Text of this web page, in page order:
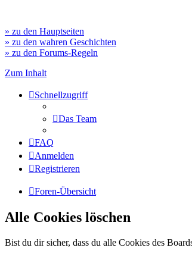
» zu den Hauptseiten
» zu den wahren Geschichten
» zu den Forums-Regeln
Zum Inhalt
Schnellzugriff
Das Team
FAQ
Anmelden
Registrieren
Foren-Übersicht
Alle Cookies löschen
Bist du dir sicher, dass du alle Cookies des